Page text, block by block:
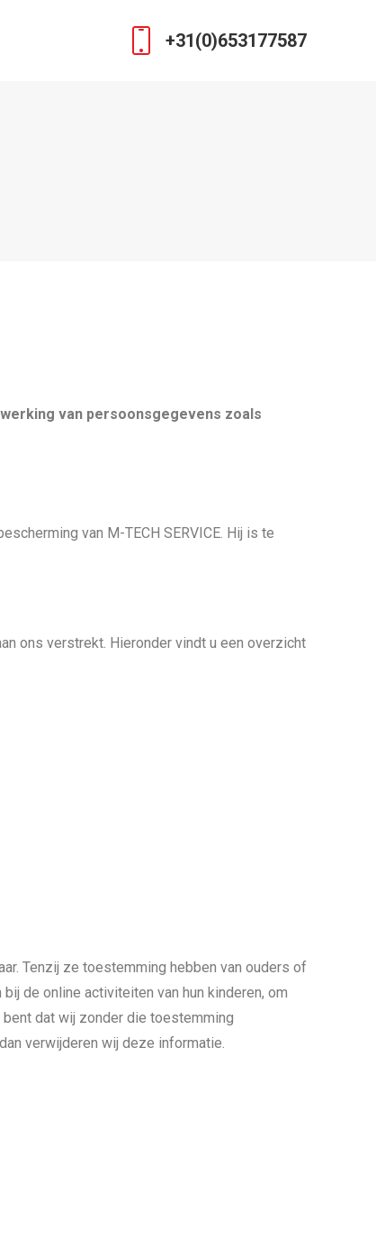
+31(0)653177587
van persoonsgegevens zoals
van M-TECH SERVICE. Hij is te
ons verstrekt. Hieronder vindt u een overzicht
Tenzij ze toestemming hebben van ouders of
de online activiteiten van hun kinderen, om
dat wij zonder die toestemming
verwijderen wij deze informatie.